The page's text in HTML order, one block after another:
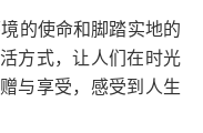
的使命和脚踏实地的
方式，让人们在时光
与享受，感受到人生